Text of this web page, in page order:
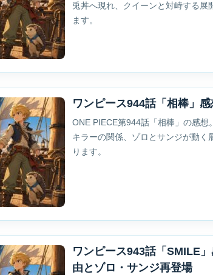
兎丼へ現れ、クイーンと対峙する展
ます。
ワンピース944話「相棒」
ONE PIECE第944話「相棒」の感想
キラーの関係、ゾロとサンジが動く
ります。
ワンピース943話「SMILE
由とゾロ・サンジ再登場